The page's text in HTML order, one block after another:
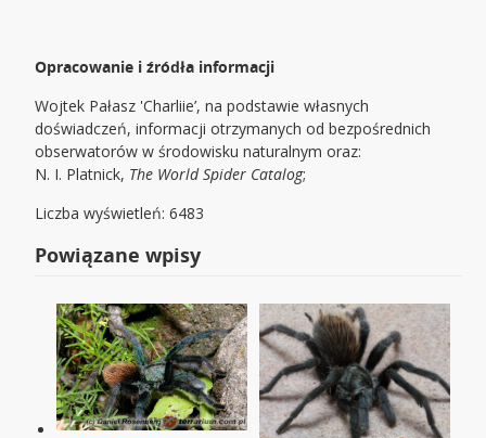
Opracowanie i źródła informacji
Wojtek Pałasz 'Charliie’, na podstawie własnych
doświadczeń, informacji otrzymanych od bezpośrednich
obserwatorów w środowisku naturalnym oraz:
N. I. Platnick, The World Spider Catalog;
Liczba wyświetleń: 6483
Powiązane wpisy